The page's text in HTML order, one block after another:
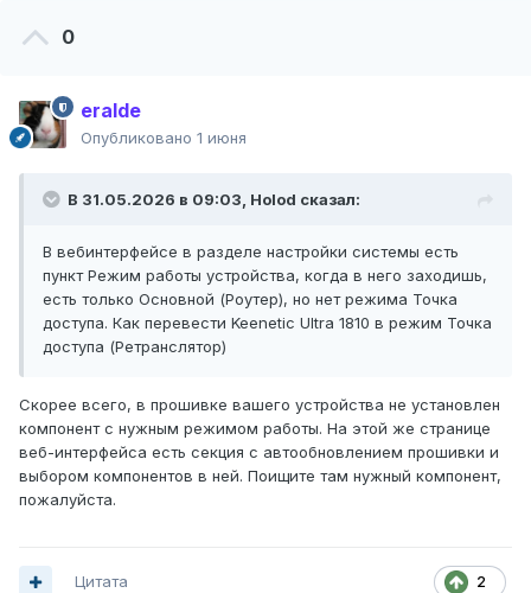
0
eralde
Опубликовано 1 июня
В 31.05.2026 в 09:03, Holod сказал:
В вебинтерфейсе в разделе настройки системы есть
пункт Режим работы устройства, когда в него заходишь,
есть только Основной (Роутер), но нет режима Точка
доступа. Как перевести Keenetic Ultra 1810 в режим Точка
доступа (Ретранслятор)
Скорее всего, в прошивке вашего устройства не установлен
компонент с нужным режимом работы. На этой же странице
веб-интерфейса есть секция с автообновлением прошивки и
выбором компонентов в ней. Поищите там нужный компонент,
пожалуйста.
2
Цитата